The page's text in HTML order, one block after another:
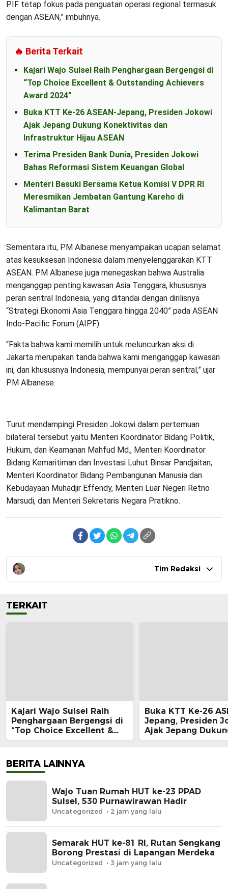
PIF tetap fokus pada penguatan operasi regional termasuk
dengan ASEAN,” imbuhnya.
🔥 Berita Terkait
Kajari Wajo Sulsel Raih Penghargaan Bergengsi di
“Top Choice Excellent & Outstanding Achievers
Award 2024”
Buka KTT Ke-26 ASEAN-Jepang, Presiden Jokowi
Ajak Jepang Dukung Konektivitas dan
Infrastruktur Hijau ASEAN
Terima Presiden Bank Dunia, Presiden Jokowi
Bahas Reformasi Sistem Keuangan Global
Menteri Basuki Bersama Ketua Komisi V DPR RI
Meresmikan Jembatan Gantung Kareho di
Kalimantan Barat
Sementara itu, PM Albanese menyampaikan ucapan selamat
atas kesuksesan Indonesia dalam menyelenggarakan KTT
ASEAN. PM Albanese juga menegaskan bahwa Australia
menganggap penting kawasan Asia Tenggara, khususnya
peran sentral Indonesia, yang ditandai dengan dirilisnya
“Strategi Ekonomi Asia Tenggara hingga 2040” pada ASEAN
Indo-Pacific Forum (AIPF).
“Fakta bahwa kami memilih untuk meluncurkan aksi di
Jakarta merupakan tanda bahwa kami menganggap kawasan
ini, dan khususnya Indonesia, mempunyai peran sentral,” ujar
PM Albanese.
Turut mendampingi Presiden Jokowi dalam pertemuan
bilateral tersebut yaitu Menteri Koordinator Bidang Politik,
Hukum, dan Keamanan Mahfud Md., Menteri Koordinator
Bidang Kemaritiman dan Investasi Luhut Binsar Pandjaitan,
Menteri Koordinator Bidang Pembangunan Manusia dan
Kebudayaan Muhadjir Effendy, Menteri Luar Negeri Retno
Marsudi, dan Menteri Sekretaris Negara Pratikno.
Tim Redaksi
TERKAIT
Kajari Wajo Sulsel Raih
Penghargaan Bergengsi di
“Top Choice Excellent &
Outstanding Achievers
Buka KTT Ke-26
Jepang, Presiden
Ajak Jepang
Konektivitas dan
BERITA LAINNYA
Wajo Tuan Rumah HUT ke-23 PPAD
Sulsel, 530 Purnawirawan Hadir
Uncategorized 2 jam yang lalu
Semarak HUT ke-81 RI, Rutan Sengkang
Borong Prestasi di Lapangan Merdeka
Uncategorized 3 jam yang lalu